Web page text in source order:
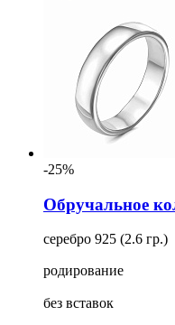
-25%
Обручальное
серебро 925 (2.6 гр.)
родирование
без вставок